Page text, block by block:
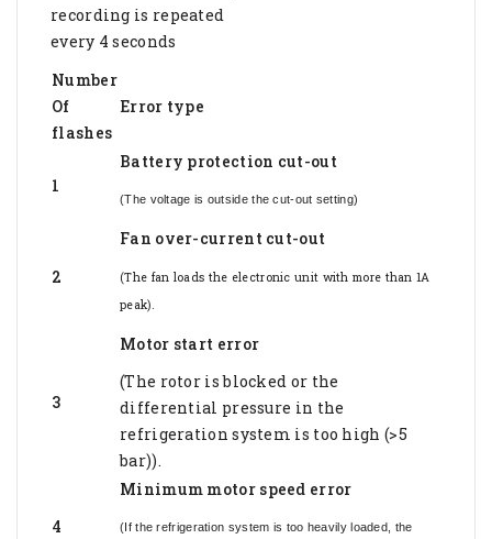
recording is repeated
every 4 seconds
Number
Of
flashes
Error type
1
Battery protection cut-out
(The voltage is outside the cut-out setting)
2
Fan over-current cut-out
(The fan loads the electronic unit with more than 1A
peak).
3
Motor start error
(The rotor is blocked or the
differential pressure in the
refrigeration system is too high (>5
bar)).
4
Minimum motor speed error
(If the refrigeration system is too heavily loaded, the